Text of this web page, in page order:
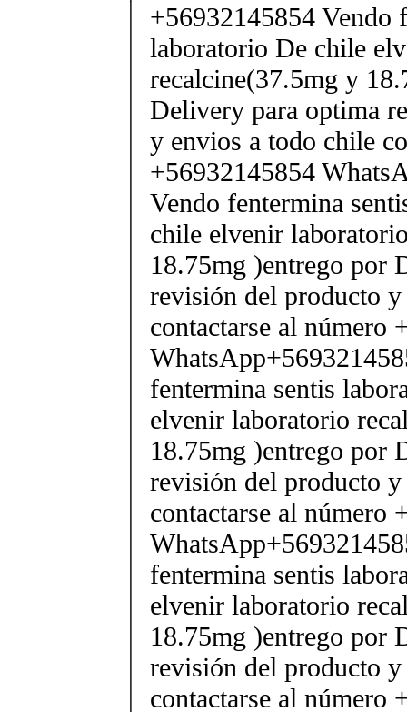
+56932145854 Vendo
laboratorio De chile
recalcine(37.5mg y
Delivery para optima
y envios a todo chile
+56932145854
Vendo fentermina
chile elvenir
18.75mg )entrego por
revisión del producto
contactarse al número
fentermina sentis
elvenir laboratorio
18.75mg )entrego por
revisión del producto
contactarse al número
fentermina sentis
elvenir laboratorio
18.75mg )entrego por
revisión del producto
contactarse al número